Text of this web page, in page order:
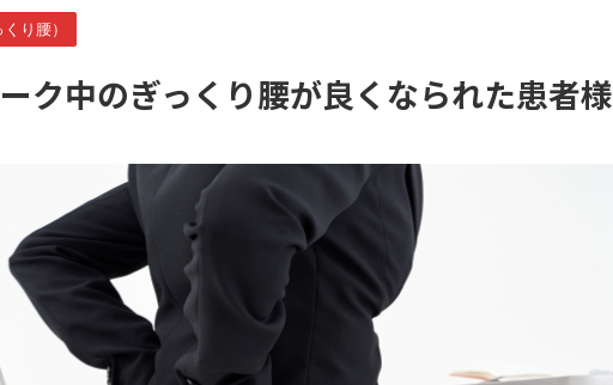
り腰）
ク中のぎっくり腰が良くなられた患者様